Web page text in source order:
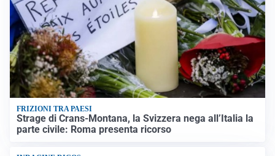
FRIZIONI TRA PAESI
Strage di Crans-Montana, la Svizzera nega all’Italia la
parte civile: Roma presenta ricorso